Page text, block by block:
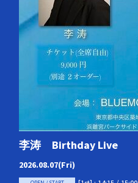
李涛 Birthday Live
2026.08.07(Fri)